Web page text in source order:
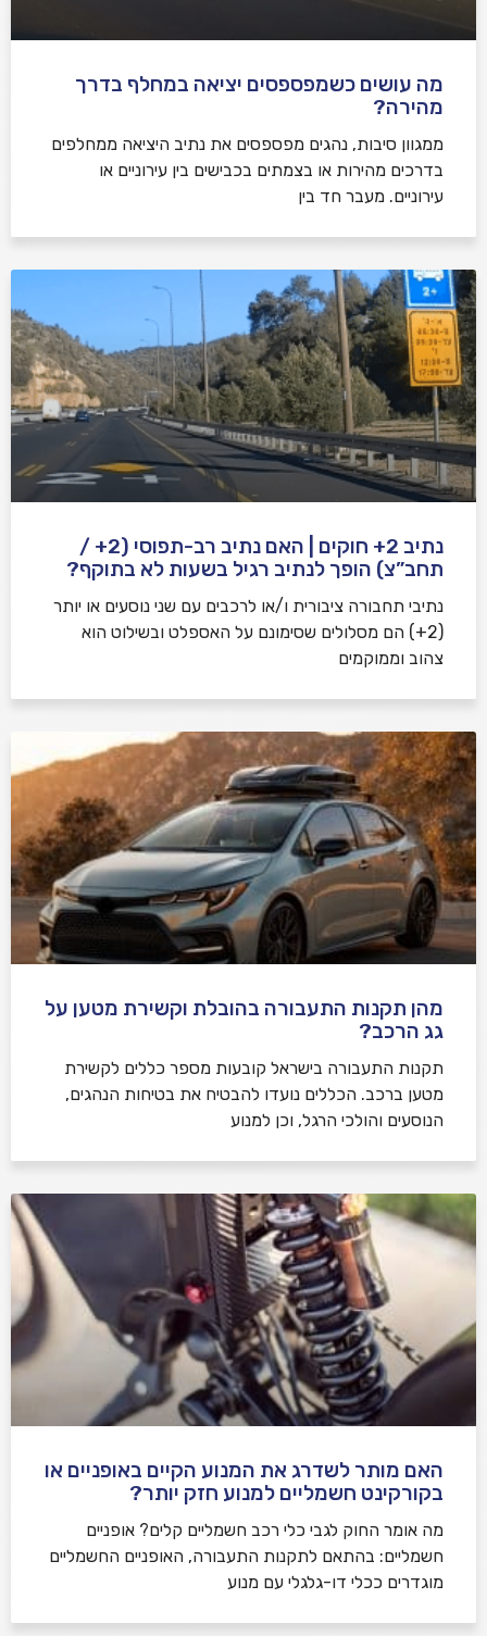
מה עושים כשמפספסים יציאה במחלף בדרך
מהירה?
ממגוון סיבות, נהגים מפספסים את נתיב היציאה ממחלפים
בדרכים מהירות או בצמתים בכבישים בין עירוניים או
עירוניים. מעבר חד בין
נתיב 2+ חוקים | האם נתיב רב-תפוסי (2+ /
תחב”צ) הופך לנתיב רגיל בשעות לא בתוקף?
נתיבי תחבורה ציבורית ו/או לרכבים עם שני נוסעים או יותר
(2+) הם מסלולים שסימונם על האספלט ובשילוט הוא
צהוב וממוקמים
מהן תקנות התעבורה בהובלת וקשירת מטען על
גג הרכב?
תקנות התעבורה בישראל קובעות מספר כללים לקשירת
מטען ברכב. הכללים נועדו להבטיח את בטיחות הנהגים,
הנוסעים והולכי הרגל, וכן למנוע
האם מותר לשדרג את המנוע הקיים באופניים או
בקורקינט חשמליים למנוע חזק יותר?
מה אומר החוק לגבי כלי רכב חשמליים קלים? אופניים
חשמליים: בהתאם לתקנות התעבורה, האופניים החשמליים
מוגדרים ככלי דו-גלגלי עם מנוע